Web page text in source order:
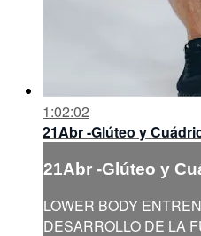
1:02:02
21Abr -Glúteo y
21Abr -Glúteo y
LOWER BODY
DESARROLLO DE LA